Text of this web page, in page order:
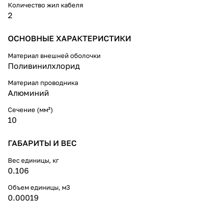
Количество жил кабеля
2
ОСНОВНЫЕ ХАРАКТЕРИСТИКИ
Материал внешней оболочки
Поливинилхлорид
Материал проводника
Алюминий
Сечение (мм²)
10
ГАБАРИТЫ И ВЕС
Вес единицы, кг
0.106
Объем единицы, м3
0.00019